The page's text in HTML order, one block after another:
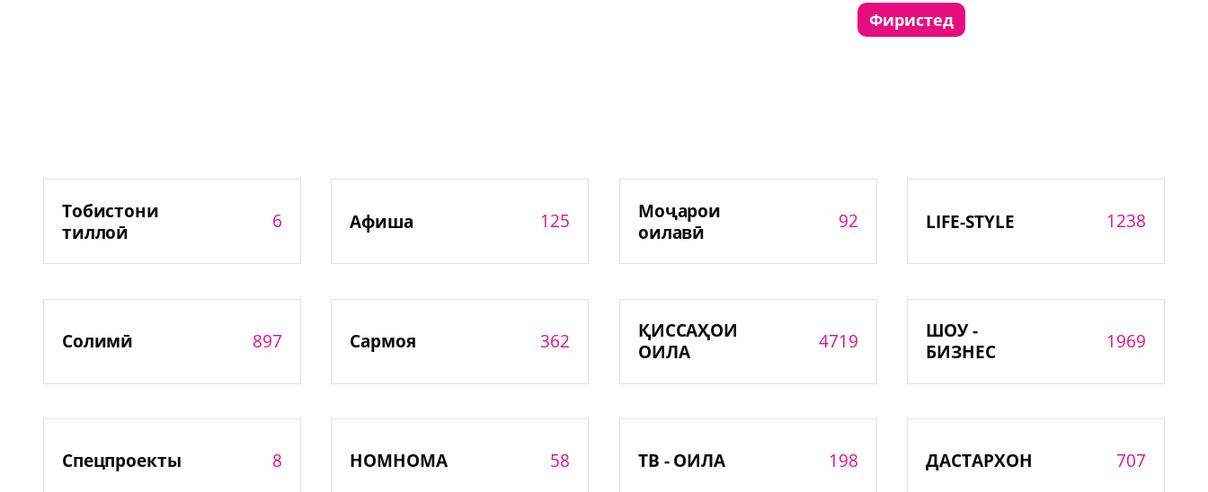
фиристед
Тобистони
тиллоӣ
6 Афиша 125
Моҷарои
оилавӣ
92 LIFE-STYLE 1238
Солимӣ 897 Сармоя 362
ҚИССАҲОИ
ОИЛА
4719
ШОУ -
БИЗНЕС
1969
Спецпроекты 8 НОМНОМА 58 ТВ - ОИЛА 198 ДАСТАРХОН 707